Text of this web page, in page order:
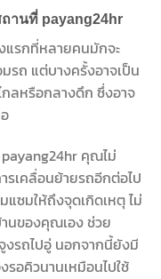
านที่ payang24hr
แรกที่หลายคนมักจะ
รถ แต่บางครั้งอาจเป็น
กลหรือกลางดึก ซึ่งอาจ
คุณไม่
รเคลื่อนย้ายรถอีกต่อไป
แซมให้ถึงจุดเกิดเหตุ ไม่
นของคุณเอง ช่วย
งรถไปอู่ นอกจากนี้ยังมี
รอคิวนานเหมือนไปใช้